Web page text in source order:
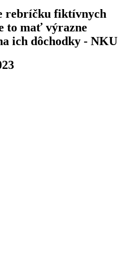
rebríčku fiktívnych
to mať výrazne
ich dôchodky - NKU